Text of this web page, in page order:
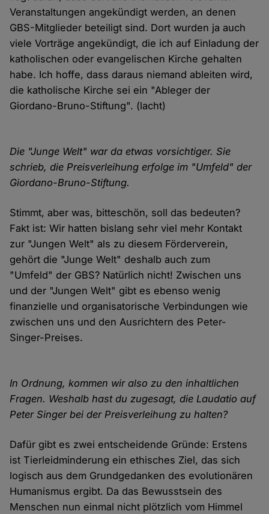
Veranstaltungen angekündigt werden, an denen
GBS-Mitglieder beteiligt sind. Dort wurden ja auch
viele Vorträge angekündigt, die ich auf Einladung der
katholischen oder evangelischen Kirche gehalten
habe. Ich hoffe, dass daraus niemand ableiten wird,
die katholische Kirche sei ein "Ableger der
Giordano-Bruno-Stiftung". (lacht)
Die "Junge Welt" war da etwas vorsichtiger. Sie
schrieb, die Preisverleihung erfolge im "Umfeld" der
Giordano-Bruno-Stiftung.
Stimmt, aber was, bitteschön, soll das bedeuten?
Fakt ist: Wir hatten bislang sehr viel mehr Kontakt
zur "Jungen Welt" als zu diesem Förderverein,
gehört die "Junge Welt" deshalb auch zum
"Umfeld" der GBS? Natürlich nicht! Zwischen uns
und der "Jungen Welt" gibt es ebenso wenig
finanzielle und organisatorische Verbindungen wie
zwischen uns und den Ausrichtern des Peter-
Singer-Preises.
In Ordnung, kommen wir also zu den inhaltlichen
Fragen. Weshalb hast du zugesagt, die Laudatio auf
Peter Singer bei der Preisverleihung zu halten?
Dafür gibt es zwei entscheidende Gründe: Erstens
ist Tierleidminderung ein ethisches Ziel, das sich
logisch aus dem Grundgedanken des evolutionären
Humanismus ergibt. Da das Bewusstsein des
Menschen nun einmal nicht plötzlich vom Himmel